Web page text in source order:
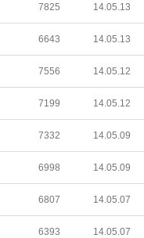
7825 14.05.13
6643 14.05.13
7556 14.05.12
7199 14.05.12
7332 14.05.09
6998 14.05.09
6807 14.05.07
6393 14.05.07